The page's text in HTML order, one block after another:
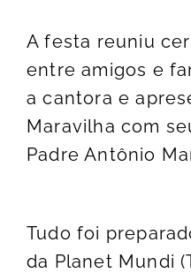
A festa reuniu
entre amigos e
a cantora e
Maravilha com
Padre Antônio
Tudo foi
da Planet Mundi